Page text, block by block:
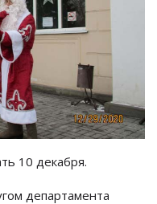
10 декабря.
департамента